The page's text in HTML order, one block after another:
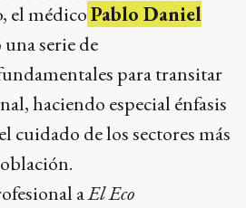
el médicoPablo Daniel
serie de
para transitar
haciendo especial énfasis
cuidado de los sectores más
aEl Eco